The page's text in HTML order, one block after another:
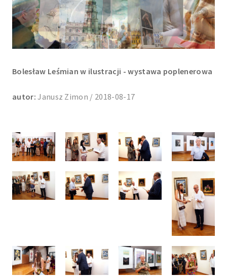
Bolesław Leśmian w ilustracji - wystawa poplenerowa
autor: Janusz Zimon / 2018-08-17